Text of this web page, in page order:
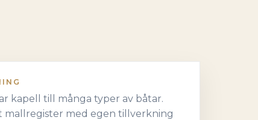
kapell till många typer av båtar.
mallregister med egen tillverkning